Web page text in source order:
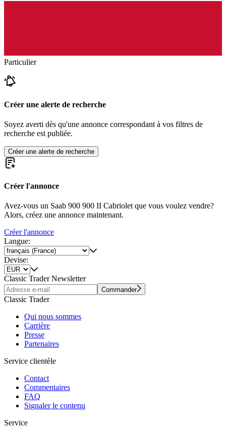
Particulier
Créer une alerte de recherche
Soyez averti dès qu'une annonce correspondant à vos filtres de
recherche est publiée.
Créer une alerte de recherche
Créer l'annonce
Avez-vous un Saab 900 900 II Cabriolet que vous voulez vendre?
Alors, créez une annonce maintenant.
Créer l'annonce
Langue:
Devise:
Classic Trader Newsletter
Commander
Classic Trader
Qui nous sommes
Carrière
Presse
Partenaires
Service clientèle
Contact
Commentaires
FAQ
Signaler le contenu
Service